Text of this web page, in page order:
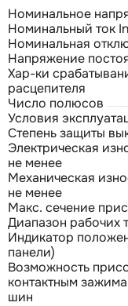
Номинальное
Номинальный ток
Номинальная
Напряжение
Хар-ки
расцепителя
Число полюсов
Условия
Степень защиты
Электрическая
не менее
Механическая
не менее
Макс. сечение
Диапазон рабочих
Индикатор
панели)
Возможность
контактным
шин